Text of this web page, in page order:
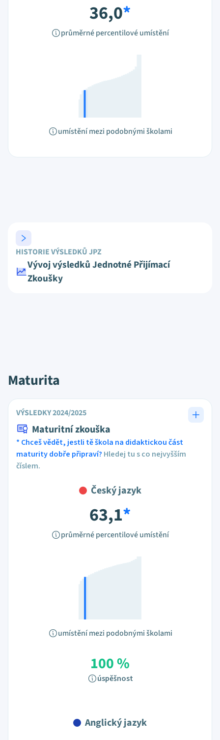
36,0*
průměrné percentilové umístění
umístění mezi podobnými školami
HISTORIE VÝSLEDKŮ JPZ
Vývoj výsledků Jednotné Přijímací
Zkoušky
Maturita
VÝSLEDKY 2024/2025
Maturitní zkouška
* Chceš vědět, jestli tě škola na didaktickou část
maturity dobře připraví? Hledej tu s co nejvyšším
číslem.
Český jazyk
63,1*
průměrné percentilové umístění
umístění mezi podobnými školami
100 %
úspěšnost
Anglický jazyk